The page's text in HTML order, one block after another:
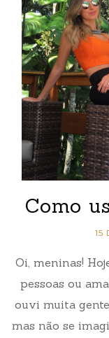
Como
15
Oi, meninas!
pessoas ou
ouvi muita
mas não se